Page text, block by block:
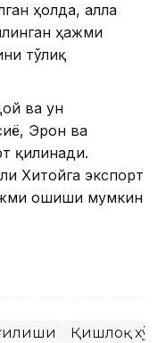
ҳолда, ғалла
ҳажми
тўлиқ
ва ун
Эрон ва
қилинади.
Хитойга экспорт
ошиши мумкин
Қишлоқ